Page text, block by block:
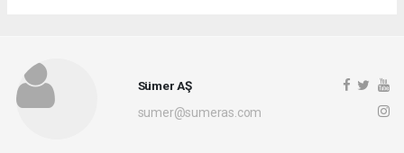
Sümer AŞ
sumer@sumeras.com